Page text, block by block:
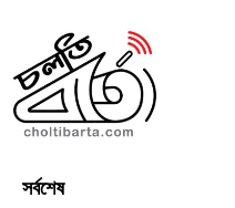
সর্বশেষ